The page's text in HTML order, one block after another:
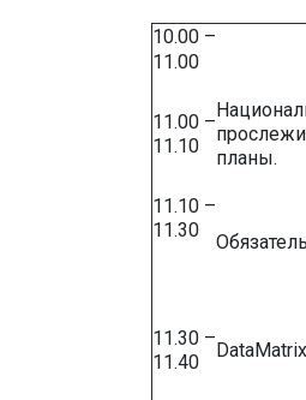
10.00 –
11.00
11.00 –
11.10
планы.
11.10 –
11.30
11.30 –
11.40